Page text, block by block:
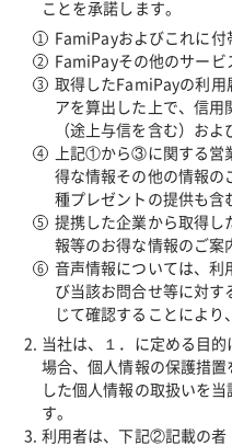
ことを承諾します。
FamiPayおよびこれに付
FamiPayその他のサービ
取得したFamiPayの利用
アを算出した上で、信用
（途上与信を含む）およ
上記①から③に関する営
得な情報その他の情報の
種プレゼントの提供も含
提携した企業から取得し
報等のお得な情報のご案
音声情報については、利
び当該お問合せ等に対す
じて確認することにより
当社は、１．に定める目
場合、個人情報の保護措
した個人情報の取扱いを
す。
利用者は、下記②記載の者